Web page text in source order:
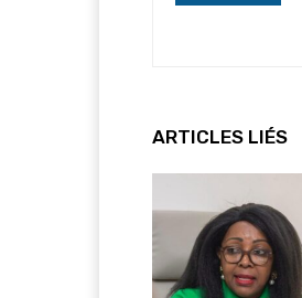
ARTICLES LIÉS